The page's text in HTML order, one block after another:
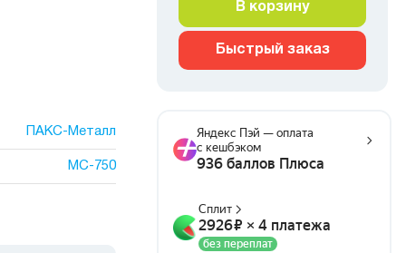
ПАКС-Металл
МС-750
В корзину
Быстрый заказ